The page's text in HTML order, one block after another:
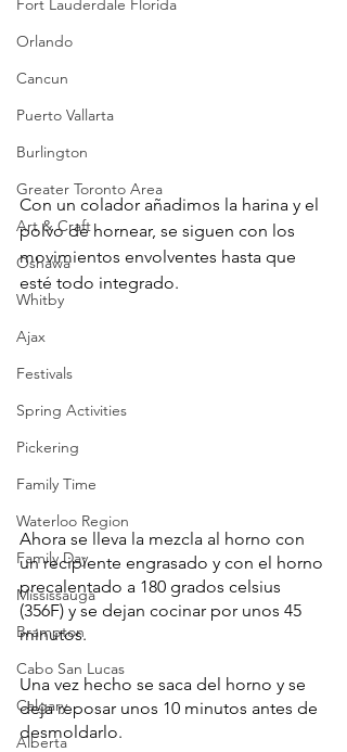
Fort Lauderdale Florida
Orlando
Cancun
Puerto Vallarta
Burlington
Greater Toronto Area
Art & Craft
Oshawa
Whitby
Ajax
Festivals
Spring Activities
Pickering
Family Time
Waterloo Region
Family Day
Mississauga
Brampton
Cabo San Lucas
Calgary
Alberta
Con un colador añadimos la harina y el
polvo de hornear, se siguen con los
movimientos envolventes hasta que
esté todo integrado.
Ahora se lleva la mezcla al horno con
un recipiente engrasado y con el horno
precalentado a 180 grados celsius
(356F) y se dejan cocinar por unos 45
minutos.
Una vez hecho se saca del horno y se
deja reposar unos 10 minutos antes de
desmoldarlo.